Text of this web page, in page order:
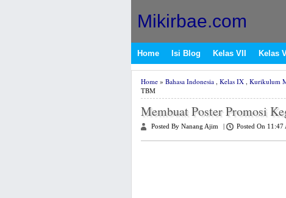
Mikirbae.com
Home Isi Blog Kelas VII Kelas
Home» Bahasa Indonesia, Kelas IX, Kurikulum
TBM
Membuat Poster Promosi
Posted By Nanang Ajim Posted On 11:47